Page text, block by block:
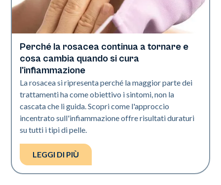
Salute della pelle
Perché la rosacea continua a tornare e
cosa cambia quando si cura
l'infiammazione
La rosacea si ripresenta perché la maggior parte dei
trattamenti ha come obiettivo i sintomi, non la
cascata che li guida. Scopri come l'approccio
incentrato sull'infiammazione offre risultati duraturi
su tutti i tipi di pelle.
LEGGI DI PIÙ